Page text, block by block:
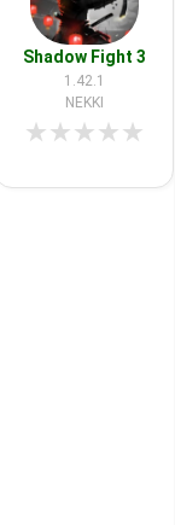
Shadow Fight 3
1.42.1
NEKKI
★★★★★